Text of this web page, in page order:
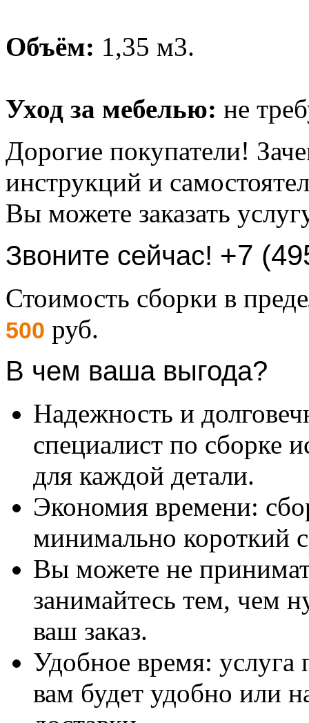
Объём: 1,35 м3.
Уход за мебелью: не
Дорогие покупатели!
инструкций и
Вы можете заказать
Звоните сейчас! +7
Стоимость сборки в
500 руб.
В чем ваша выгода?
Надежность и
специалист по сборке
для каждой детали.
Экономия времени:
минимально короткий
Вы можете не
занимайтесь тем, чем
ваш заказ.
Удобное время: услуга
вам будет удобно или